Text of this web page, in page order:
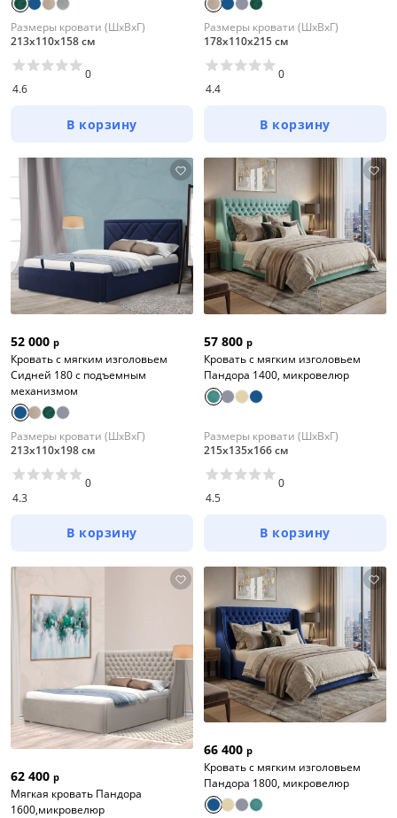
Размеры кровати (ШхВхГ)
213х110х158 см
4.6
0
В корзину
Размеры кровати (ШхВхГ)
178х110х215 см
4.4
0
В корзину
52 000 р
Кровать с мягким изголовьем
Сидней 180 с подъемным
механизмом
Размеры кровати (ШхВхГ)
213х110х198 см
4.3
0
В корзину
57 800 р
Кровать с мягким изголовьем
Пандора 1400, микровелюр
Размеры кровати (ШхВхГ)
215х135х166 см
4.5
0
В корзину
62 400 р
Мягкая кровать Пандора
1600,микровелюр
66 400 р
Кровать с мягким изголовьем
Пандора 1800, микровелюр